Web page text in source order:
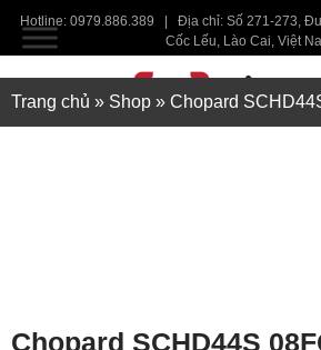
Hotline: 0979.886.389 | Địa chỉ: Số 271-273,
Cốc Lếu, Lào Cai, Việt
Trang chủ » Shop » Chopard
Chopard SCHD44S